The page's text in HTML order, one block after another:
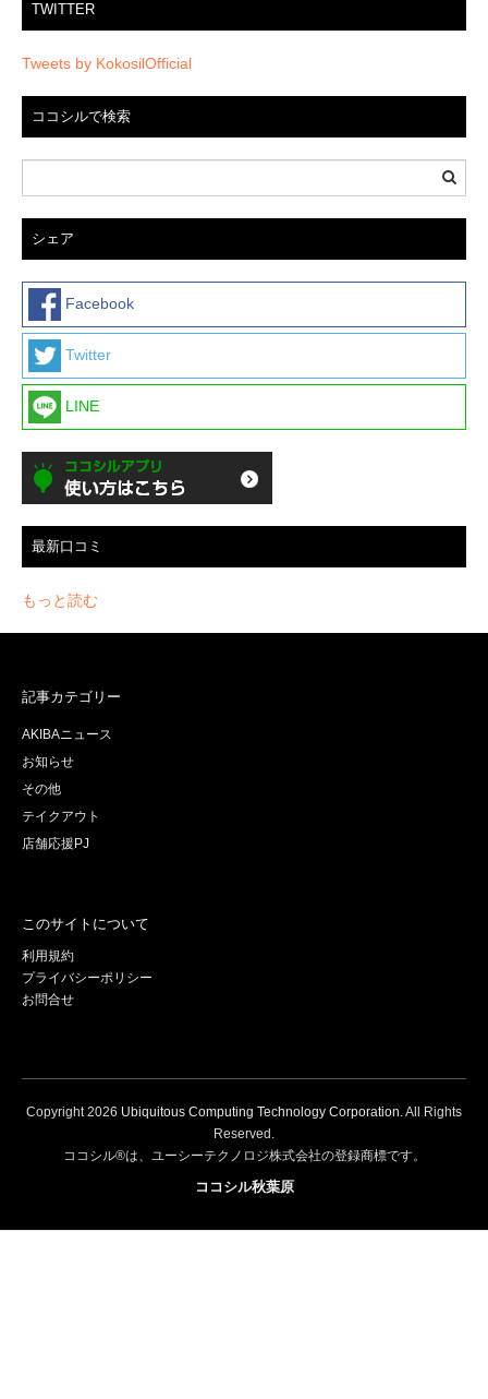
TWITTER
Tweets by KokosilOfficial
ココシルで検索
シェア
Facebook
Twitter
LINE
最新口コミ
もっと読む
記事カテゴリー
AKIBAニュース
お知らせ
その他
テイクアウト
店舗応援PJ
このサイトについて
利用規約
プライバシーポリシー
お問合せ
Copyright2026 Ubiquitous Computing Technology Corporation. All Rights
Reserved.
ココシル®は、ユーシーテクノロジ株式会社の登録商標です。
ココシル秋葉原